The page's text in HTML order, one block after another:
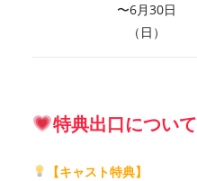
〜6月30日
（日）
特典出口について
【キャスト特典】